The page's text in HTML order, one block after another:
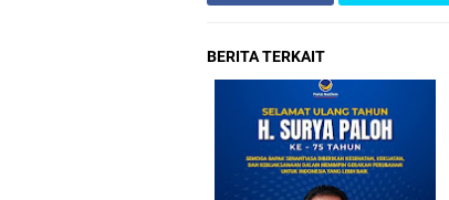
BERITA TERKAIT